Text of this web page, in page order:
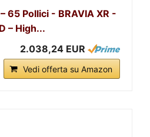
65 Pollici - BRAVIA XR -
– High...
2.038,24 EUR
Vedi offerta su Amazon